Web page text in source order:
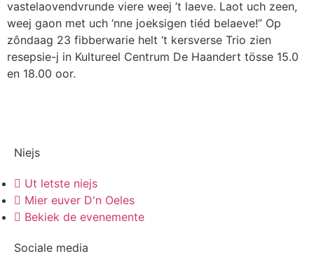
Niejs
Ut letste niejs
Mier euver D'n Oeles
Bekiek de evenemente
Sociale media
vastelaovendvrunde viere weej ’t laeve. Laot uch zeen,
weej gaon met uch ‘nne joeksigen tiéd belaeve!’’ Op
zôndaag 23 fibberwarie helt ‘t kersverse Trio zien
resepsie-j in Kultureel Centrum De Haandert tösse 15.0
en 18.00 oor.